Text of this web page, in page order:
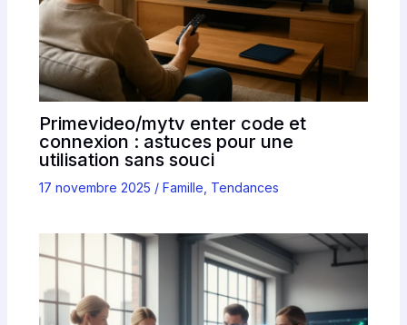
Primevideo/mytv enter code et
connexion : astuces pour une
utilisation sans souci
17 novembre 2025 / Famille Tendances